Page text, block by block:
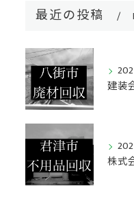
最近の投稿
株式